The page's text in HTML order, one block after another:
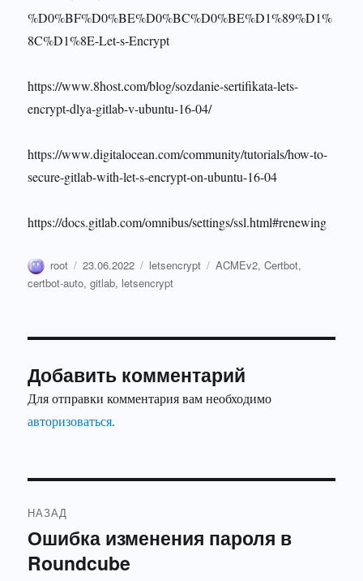
%D0%BF%D0%BE%D0%BC%D0%BE%D1%89%D1%
8C%D1%8E-Let-s-Encrypt
https://www.8host.com/blog/sozdanie-sertifikata-lets-
encrypt-dlya-gitlab-v-ubuntu-16-04/
https://www.digitalocean.com/community/tutorials/how-to-
secure-gitlab-with-let-s-encrypt-on-ubuntu-16-04
https://docs.gitlab.com/omnibus/settings/ssl.html#renewing
Автор
root Опубликовано
23.06.2022 Рубрики
letsencrypt Метки
ACMEv2,Certbot,
certbot-auto,gitlab, letsencrypt
Добавить комментарий
Для отправки комментария вам необходимо
авторизоваться.
по
записям
НАЗАД
Предыдущая
запись:
Ошибка изменения пароля в
Roundcube